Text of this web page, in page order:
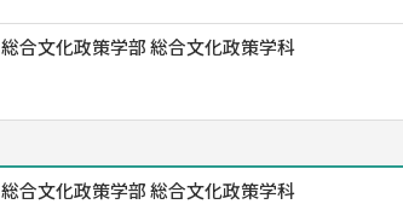
総合文化政策学部 総合文化政策学科
総合文化政策学部 総合文化政策学科